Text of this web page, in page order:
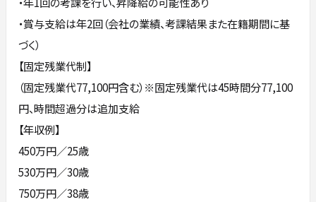
・賞与支給は年2回（会社の業績、考課結果また在籍期間に基
づく）
【固定残業代制】
（固定残業代77,100円含む）※固定残業代は45時間分77,100
円、時間超過分は追加支給
【年収例】
450万円／25歳
530万円／30歳
750万円／38歳